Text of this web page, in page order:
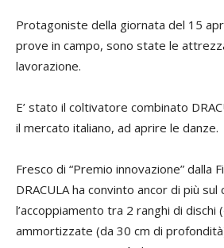
Protagoniste della giornata del 15
prove in campo, sono state le
lavorazione.
E’ stato il coltivatore combinato
il mercato italiano, ad aprire le danze.
Fresco di “Premio innovazione” dalla
DRACULA ha convinto ancor di più sul
l’accoppiamento tra 2 ranghi di dischi
ammortizzate (da 30 cm di